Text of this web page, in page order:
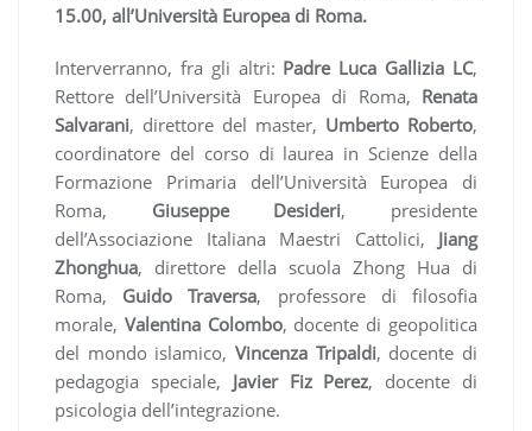
15.00, all’Università Europea di Roma.
Interverranno, fra gli altri: Padre Luca Gallizia LC,
Rettore dell’Università Europea di Roma, Renata
Salvarani, direttore del master, Umberto Roberto,
coordinatore del corso di laurea in Scienze della
Formazione Primaria dell’Università Europea di
Roma, Giuseppe Desideri, presidente
dell’Associazione Italiana Maestri Cattolici, Jiang
Zhonghua, direttore della scuola Zhong Hua di
Roma, Guido Traversa, professore di filosofia
morale, Valentina Colombo, docente di geopolitica
del mondo islamico, Vincenza Tripaldi, docente di
pedagogia speciale, Javier Fiz Perez, docente di
psicologia dell’integrazione.